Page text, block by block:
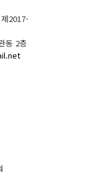
2017-
동 2층